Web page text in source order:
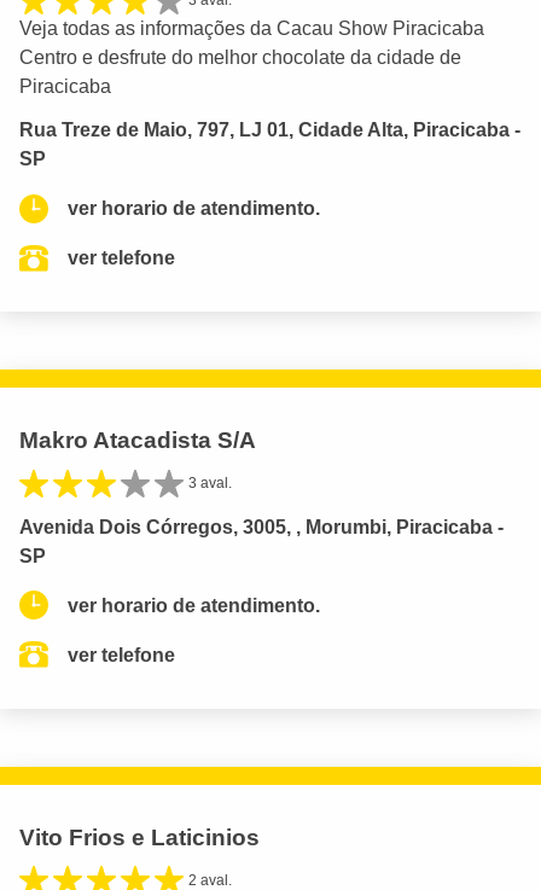
Veja todas as informações da Cacau Show Piracicaba
Centro e desfrute do melhor chocolate da cidade de
Piracicaba
Rua Treze de Maio, 797, LJ 01, Cidade Alta, Piracicaba -
SP
ver horario de atendimento.
ver telefone
Makro Atacadista S/A
3 aval.
Avenida Dois Córregos, 3005, , Morumbi, Piracicaba -
SP
ver horario de atendimento.
ver telefone
Vito Frios e Laticinios
2 aval.